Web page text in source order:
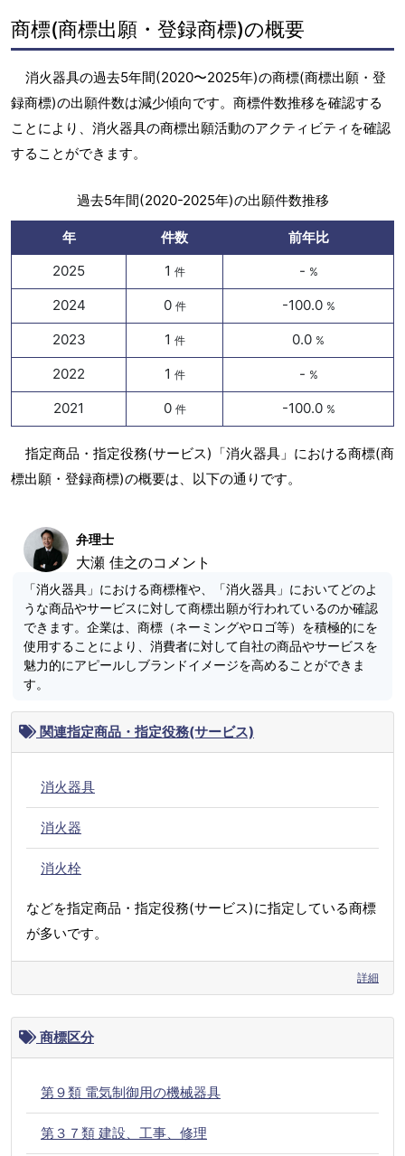
商標(商標出願・登録商標)の概要
消火器具の過去5年間(2020〜2025年)の商標(商標出願・登
録商標)の出願件数は減少傾向です。商標件数推移を確認する
ことにより、消火器具の商標出願活動のアクティビティを確認
することができます。
過去5年間(2020-2025年)の出願件数推移
年 件数
前年比
2025
1 件 - %
2024 0 件 -100.0 %
2023 1 件 0.0 %
2022 1 件 - %
2021 0 件 -100.0 %
指定商品・指定役務(サービス)「消火器具」における商標(商
標出願・登録商標)の概要は、以下の通りです。
弁理士
大瀬 佳之のコメント
「消火器具」における商標権や、「消火器具」においてどのよ
うな商品やサービスに対して商標出願が行われているのか確認
できます。企業は、商標（ネーミングやロゴ等）を積極的にを
使用することにより、消費者に対して自社の商品やサービスを
魅力的にアピールしブランドイメージを高めることができま
す。
関連指定商品・指定役務(サービス)
消火器具
消火器
消火栓
などを指定商品・指定役務(サービス)に指定している商標
が多いです。
詳細
商標区分
第９類 電気制御用の機械器具
第３７類 建設、工事、修理